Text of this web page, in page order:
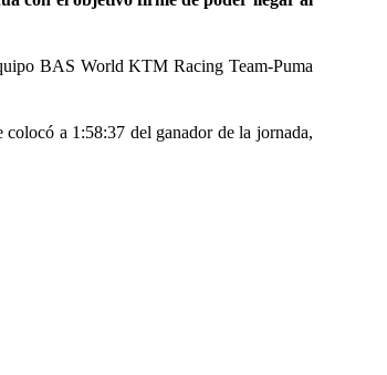
BAS World KTM Racing Team-Puma
a 1:58:37 del ganador de la jornada,